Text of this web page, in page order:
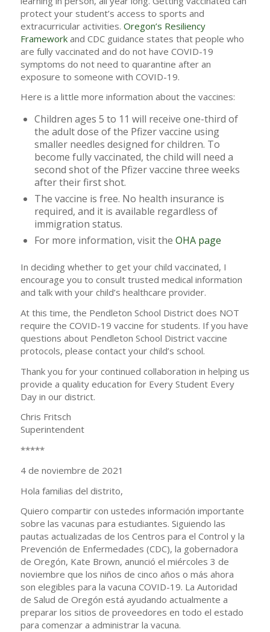
protect your student’s access to sports and
extracurricular activities. Oregon’s Resiliency
Frameworkand CDC guidance states that people who
are fully vaccinated and do not have COVID-19
symptoms do not need to quarantine after an
exposure to someone with COVID-19.
Here is a little more information about the vaccines:
Children ages 5 to 11 will receive one-third of
the adult dose of the Pfizer vaccine using
smaller needles designed for children. To
become fully vaccinated, the child will need a
second shot of the Pfizer vaccine three weeks
after their first shot.
The vaccine is free. No health insurance is
required, and it is available regardless of
immigration status.
For more information, visit the OHA page
In deciding whether to get your child vaccinated, I
encourage you to consult trusted medical information
and talk with your child’s healthcare provider.
At this time, the Pendleton School District does NOT
require the COVID-19 vaccine for students. If you have
questions about Pendleton School District vaccine
protocols, please contact your child’s school.
Thank you for your continued collaboration in helping us
provide a quality education for Every Student Every
Day in our district.
Chris Fritsch
Superintendent
*****
4 de noviembre de 2021
Hola familias del distrito,
Quiero compartir con ustedes información importante
sobre las vacunas para estudiantes. Siguiendo las
pautas actualizadas de los Centros para el Control y la
Prevención de Enfermedades (CDC), la gobernadora
de Oregón, Kate Brown, anunció el miércoles 3 de
noviembre que los niños de cinco años o más ahora
son elegibles para la vacuna COVID-19. La Autoridad
de Salud de Oregón está ayudando actualmente a
preparar los sitios de proveedores en todo el estado
para comenzar a administrar la vacuna.